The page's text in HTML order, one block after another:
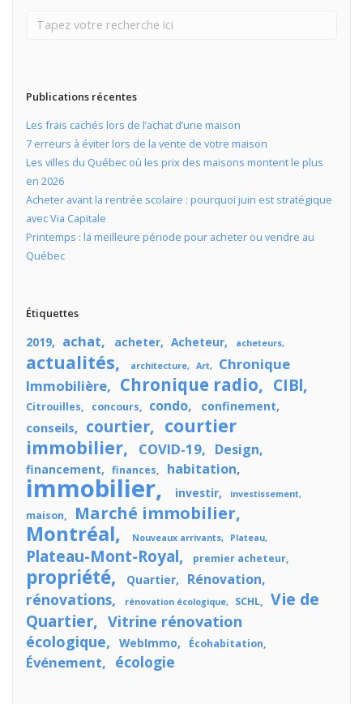
Publications récentes
Les frais cachés lors de l’achat d’une maison
7 erreurs à éviter lors de la vente de votre maison
Les villes du Québec où les prix des maisons montent le plus
en 2026
Acheter avant la rentrée scolaire : pourquoi juin est stratégique
avec Via Capitale
Printemps : la meilleure période pour acheter ou vendre au
Québec
Étiquettes
2019 achat acheter Acheteur acheteurs
actualités architecture Art
Chronique
Immobilière
Chronique radio CIBl
Citrouilles concours condo confinement
conseils courtier
courtier
immobilier
COVID-19 Design
financement finances habitation
immobilier investir investissement
maison Marché immobilier
Montréal Nouveaux arrivants Plateau
Plateau-Mont-Royal premier acheteur
propriété Quartier Rénovation
rénovations rénovation écologique SCHL
Vie de
Quartier
Vitrine rénovation
écologique
WebImmo Écohabitation
Événement écologie